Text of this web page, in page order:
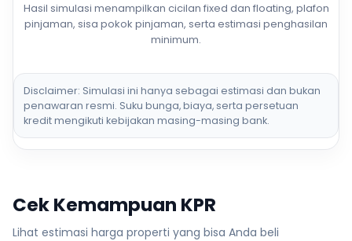
Hasil simulasi menampilkan cicilan fixed dan floating, plafon
pinjaman, sisa pokok pinjaman, serta estimasi penghasilan
minimum.
Disclaimer: Simulasi ini hanya sebagai estimasi dan bukan
penawaran resmi. Suku bunga, biaya, serta persetuan
kredit mengikuti kebijakan masing-masing bank.
Cek Kemampuan KPR
Lihat estimasi harga properti yang bisa Anda beli